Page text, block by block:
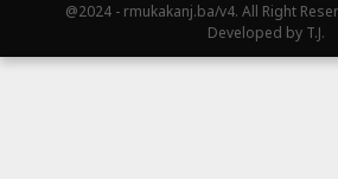
@2024 - rmukakanj.ba/v4. All Right
Developed by T.J.